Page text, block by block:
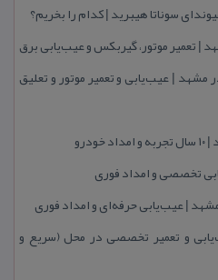
سوناتا هیبرید | كدام را بخریم؟
مشهد | عیب‌یابی و تعمیر موتور و تعلیق
تخصصی و امداد فوری
| عیب‌یابی حرفه‌ای و امداد فوری
و تعمیر تخصصی در محل (سریع و